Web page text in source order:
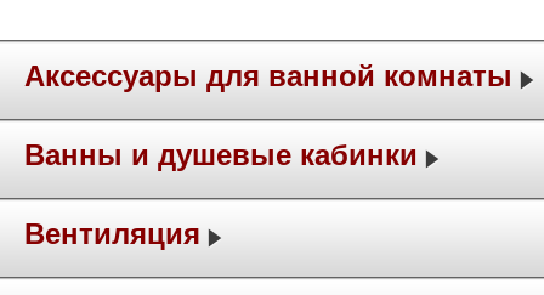
Аксессуары для ванной комнаты
Ванны и душевые кабинки
Вентиляция